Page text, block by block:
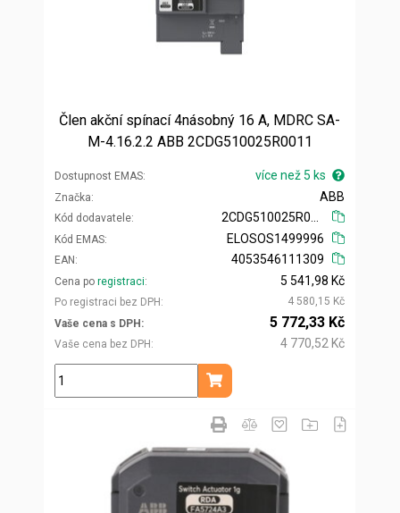
Člen akční spínací 4násobný 16 A, MDRC SA-
M-4.16.2.2 ABB 2CDG510025R0011
Dostupnost EMAS více než 5 ks
Značka
Kód dodavatele
ABB
Kód EMAS
EAN
ELOSOS1499996
4053546111309
Cena po registraci
Po registraci bez DPH
5 541,98 Kč
4 580,15 Kč
Vaše cena s DPH
Vaše cena bez DPH
5 772,33 Kč
4 770,52 Kč
ks
Přidat do košíku